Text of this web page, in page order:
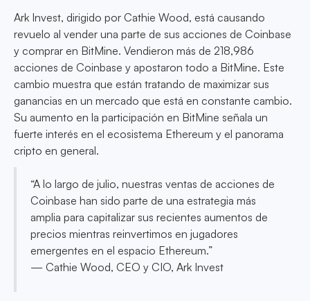
Ark Invest, dirigido por Cathie Wood, está causando
revuelo al vender una parte de sus acciones de Coinbase
y comprar en BitMine. Vendieron más de 218,986
acciones de Coinbase y apostaron todo a BitMine. Este
cambio muestra que están tratando de maximizar sus
ganancias en un mercado que está en constante cambio.
Su aumento en la participación en BitMine señala un
fuerte interés en el ecosistema Ethereum y el panorama
cripto en general.
“A lo largo de julio, nuestras ventas de acciones de
Coinbase han sido parte de una estrategia más
amplia para capitalizar sus recientes aumentos de
precios mientras reinvertimos en jugadores
emergentes en el espacio Ethereum.”
— Cathie Wood, CEO y CIO, Ark Invest